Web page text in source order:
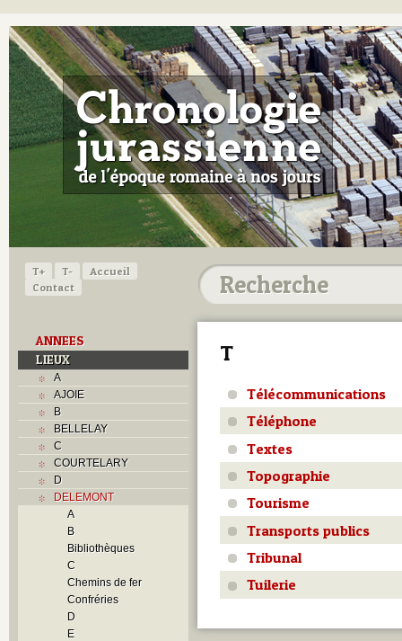
T+ T-
Accueil
Contact
ANNEES
LIEUX
A
AJOIE
B
BELLELAY
C
COURTELARY
D
DELEMONT
A
B
Bibliothèques
C
Chemins de fer
Confréries
D
E
T
Télécommunications
Téléphone
Textes
Topographie
Tourisme
Transports publics
Tribunal
Tuilerie